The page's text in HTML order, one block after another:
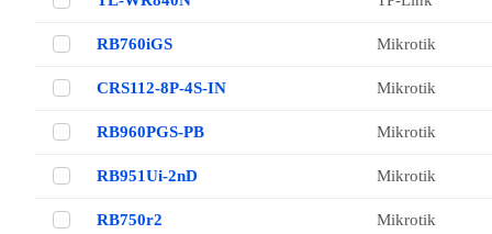
RB760iGS Mikrotik
CRS112-8P-4S-IN Mikrotik
RB960PGS-PB Mikrotik
RB951Ui-2nD Mikrotik
RB750r2 Mikrotik